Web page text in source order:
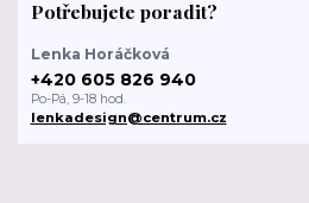
Potřebujete poradit?
Lenka Horáčková
+420 605 826 940
Po-Pá, 9-18 hod.
lenkadesign@centrum.cz